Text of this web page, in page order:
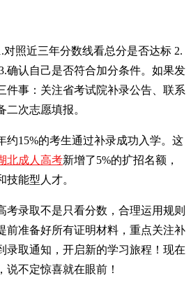
照近三年分数线看总分是否达标 2.
确认自己是否符合加分条件。如果发
件事：关注省考试院补录公告、联系
次志愿填报。
约15%的考生通过补录成功入学。这
北成人高考新增了5%的扩招名额，
技能型人才。
考录取不是只看分数，合理运用规则
前准备好所有证明材料，重点关注补
录取通知，开启新的学习旅程！现在
说不定惊喜就在眼前！